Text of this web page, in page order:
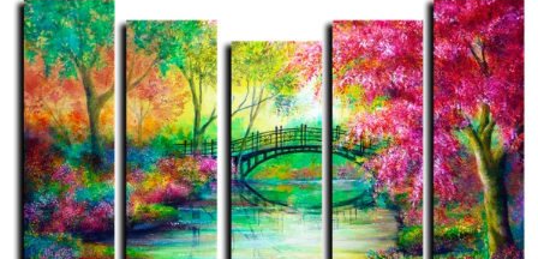
Абстракция
Еда
Этника
Техника
Для детей
Для мужчин
Игры
Фильмы, Мультфильмы
Спорт